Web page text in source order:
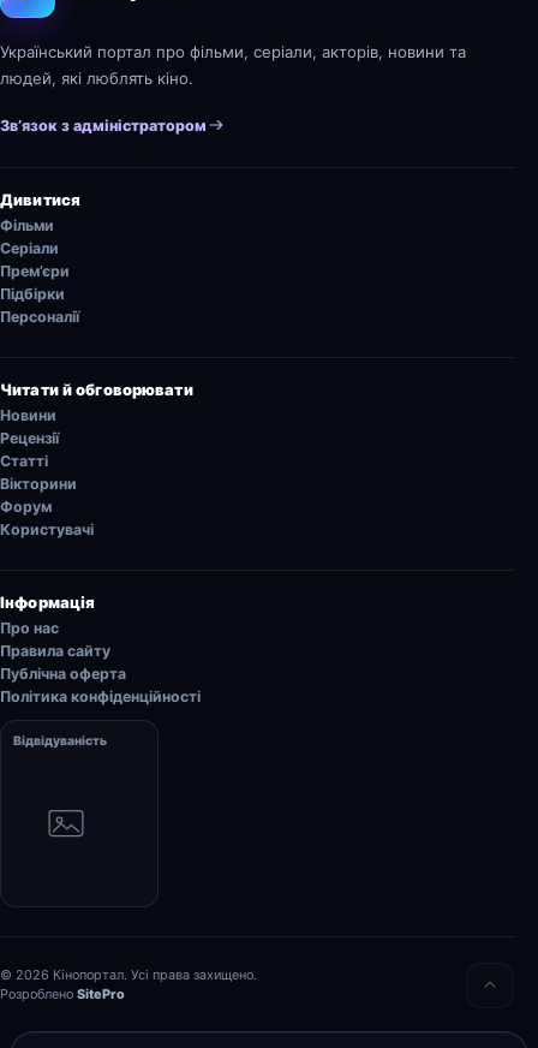
Український портал про фільми, серіали, акторів, новини та
людей, які люблять кіно.
Зв’язок з адміністратором
Дивитися
Фільми
Серіали
Прем’єри
Підбірки
Персоналії
Читати й обговорювати
Новини
Рецензії
Статті
Вікторини
Форум
Користувачі
Інформація
Про нас
Правила сайту
Публічна оферта
Політика конфіденційності
Відвідуваність
© 2026 Кінопортал. Усі права захищено.
Розроблено SitePro